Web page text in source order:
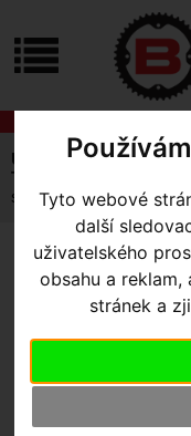
Tyto webové
další
uživatelského
obsahu a
stránek a
Úvodní strana
Teleskopické
sedlovka teleskopická
ROCK
27.2 70
Výrobce: